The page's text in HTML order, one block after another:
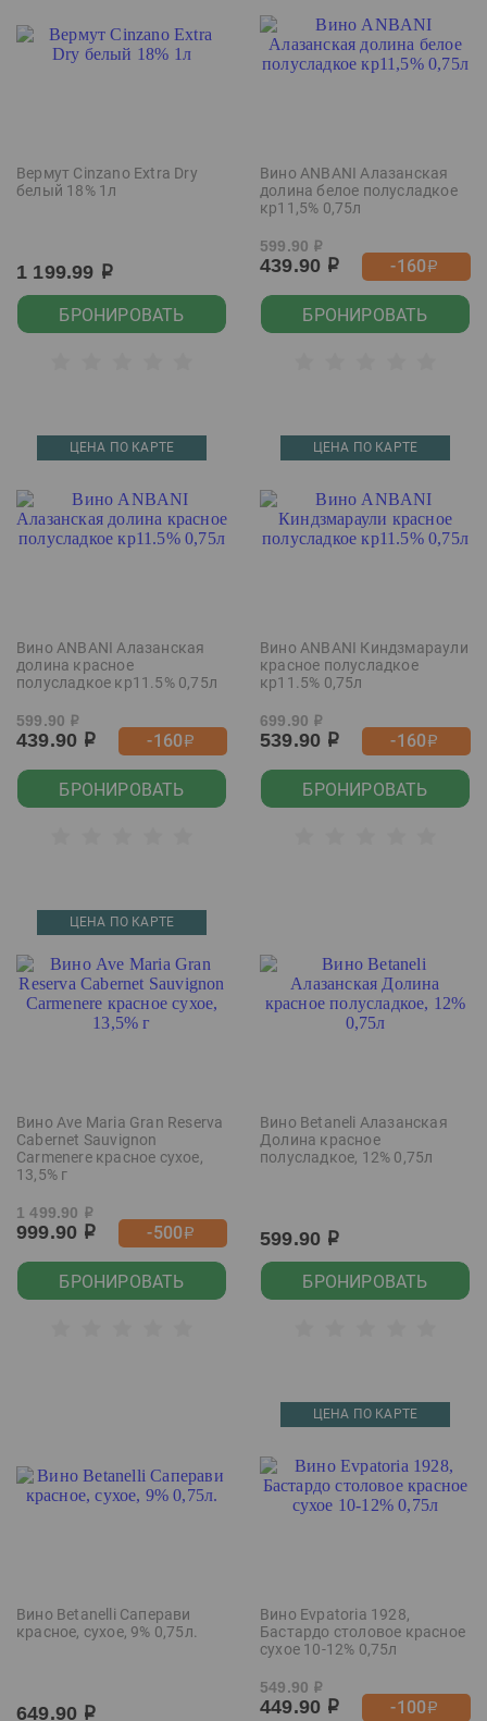
Вермут Cinzano Extra Dry
белый 18% 1л
1 199.99 р
БРОНИРОВАТЬ
Вино ANBANI Алазанская
долина белое полусладкое
кр11,5% 0,75л
599.90 р
439.90 р -160р
БРОНИРОВАТЬ
ЦЕНА ПО КАРТЕ
Вино ANBANI Алазанская
долина красное
полусладкое кр11.5% 0,75л
599.90 р
439.90 р -160р
БРОНИРОВАТЬ
ЦЕНА ПО КАРТЕ
Вино ANBANI Киндзмараули
красное полусладкое
кр11.5% 0,75л
699.90 р
539.90 р -160р
БРОНИРОВАТЬ
ЦЕНА ПО КАРТЕ
Вино Ave Maria Gran Reserva
Cabernet Sauvignon
Carmenere красное сухое,
13,5% г
1 499.90 р
999.90 р -500р
БРОНИРОВАТЬ
Вино Betaneli Алазанская
Долина красное
полусладкое, 12% 0,75л
599.90 р
БРОНИРОВАТЬ
Вино Betanelli Саперави
красное, сухое, 9% 0,75л.
649.90 р
ЦЕНА ПО КАРТЕ
Вино Evpatoria 1928,
Бастардо столовое красное
сухое 10-12% 0,75л
549.90 р
449.90 р -100р